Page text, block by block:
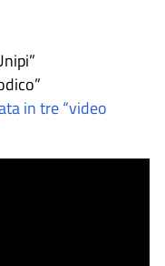
in tre “video